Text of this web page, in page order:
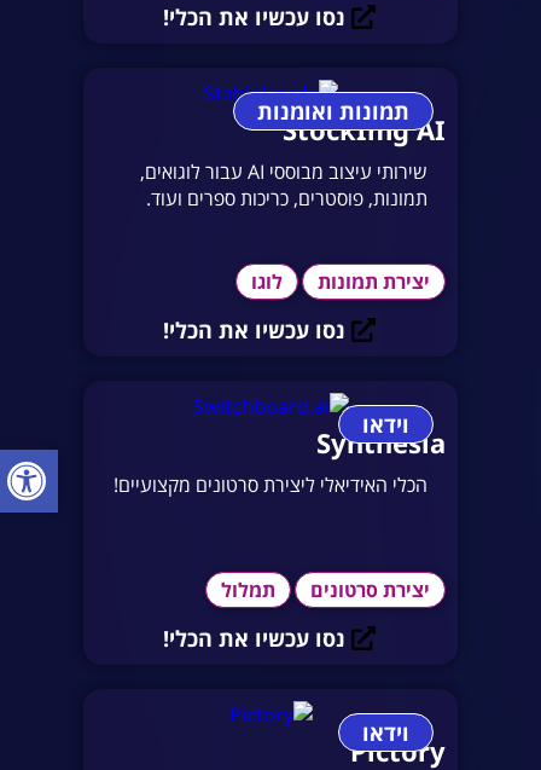
פתח
נסו עכשיו את הכלי!
תמונות ואומנות
StockImg AI
שירותי עיצוב מבוססי AI עבור לוגואים,
תמונות, פוסטרים, כריכות ספרים ועוד.
יצירת תמונות לוגו
נסו עכשיו את הכלי!
וידאו
Synthesia
הכלי האידיאלי ליצירת סרטונים מקצועיים!
יצירת סרטונים תמלול
נסו עכשיו את הכלי!
וידאו
Pictory